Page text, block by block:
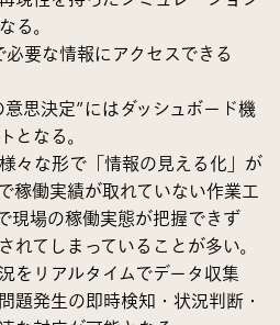
る。
要な情報にアクセスできる
思決定”にはダッシュボード機
となる。
々な形で「情報の見える化」が
稼働実績が取れていない作業工
現場の稼働実態が把握できず
れてしまっていることが多い。
をリアルタイムでデータ収集
題発生の即時検知・状況判断・